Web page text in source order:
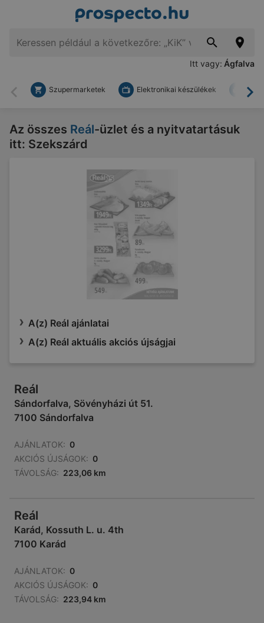
Itt vagy: Ágfalva
Vissza
Szupermarketek Elektronikai készülékek
Az összes Reál-üzlet és a nyitvatartásuk
itt: Szekszárd
A(z) Reál ajánlatai
A(z) Reál aktuális akciós újságjai
Reál
Sándorfalva, Sövényházi út 51.
7100 Sándorfalva
AJÁNLATOK: 0
AKCIÓS ÚJSÁGOK: 0
TÁVOLSÁG: 223,06 km
Reál
Karád, Kossuth L. u. 4th
7100 Karád
AJÁNLATOK: 0
AKCIÓS ÚJSÁGOK: 0
TÁVOLSÁG: 223,94 km